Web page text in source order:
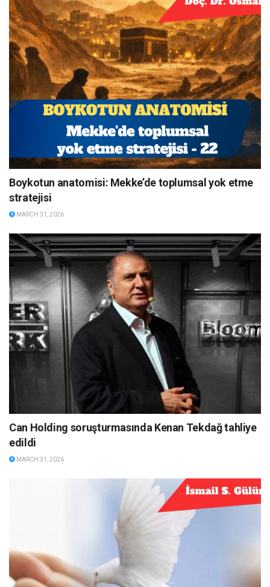
Boykotun anatomisi: Mekke’de toplumsal yok etme
stratejisi
MARCH 31, 2026
Can Holding soruşturmasında Kenan Tekdağ tahliye
edildi
MARCH 31, 2026